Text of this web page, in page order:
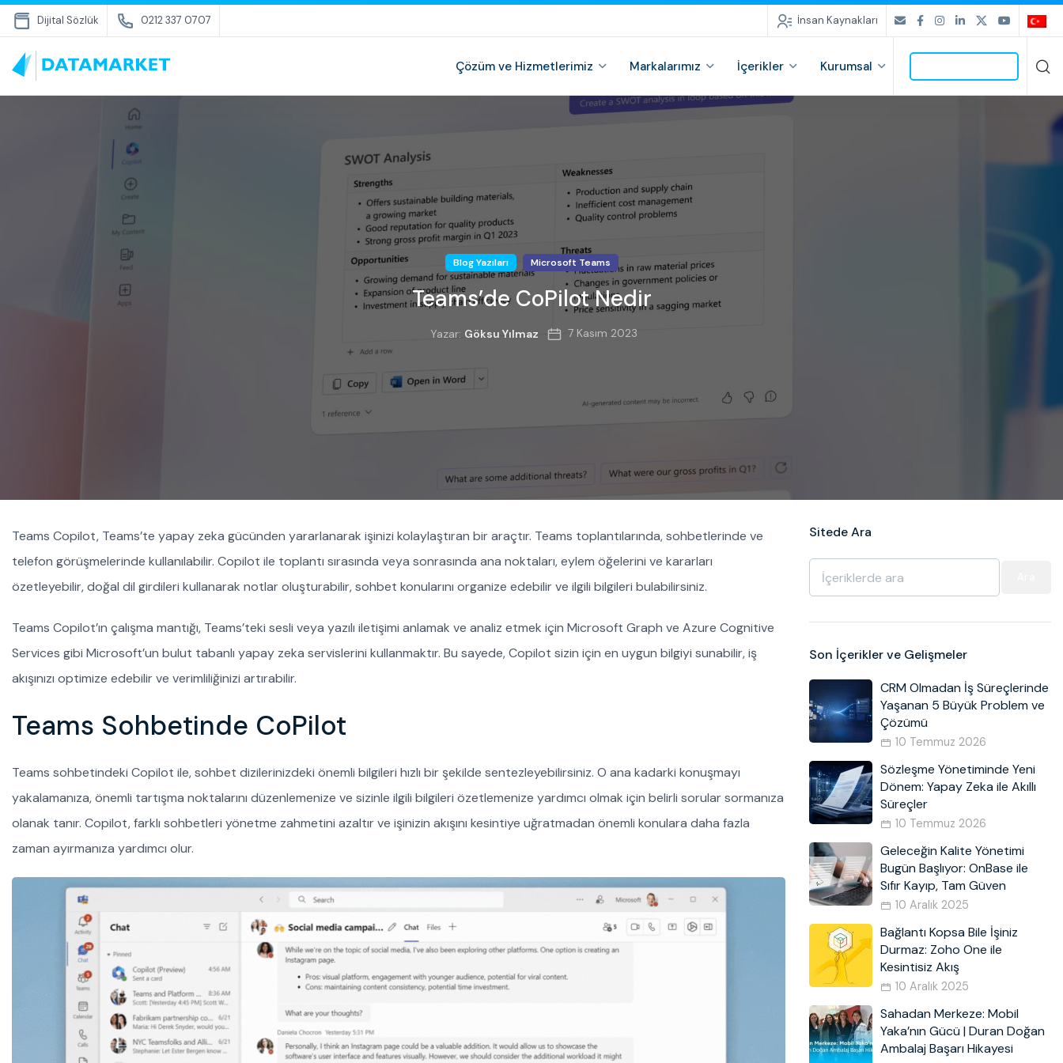
Dijital Sözlük 0212 337 0707 İnsan Kaynakları
Çözüm ve Hizmetlerimiz Markalarımız İçerikler Kurumsal
Blog Yazıları Microsoft Teams
Teams’de CoPilot Nedir
Yazar: Göksu Yılmaz 7 Kasım 2023
Teams Copilot, Teams’te yapay zeka gücünden yararlanarak işinizi kolaylaştıran bir araçtır. Teams toplantılarında, sohbetlerinde ve
telefon görüşmelerinde kullanılabilir. Copilot ile toplantı sırasında veya sonrasında ana noktaları, eylem öğelerini ve kararları
özetleyebilir, doğal dil girdileri kullanarak notlar oluşturabilir, sohbet konularını organize edebilir ve ilgili bilgileri bulabilirsiniz.
Teams Copilot’ın çalışma mantığı, Teams’teki sesli veya yazılı iletişimi anlamak ve analiz etmek için Microsoft Graph ve Azure Cognitive
Services gibi Microsoft’un bulut tabanlı yapay zeka servislerini kullanmaktır. Bu sayede, Copilot sizin için en uygun bilgiyi sunabilir, iş
akışınızı optimize edebilir ve verimliliğinizi artırabilir.
Teams Sohbetinde CoPilot
Teams sohbetindeki Copilot ile, sohbet dizilerinizdeki önemli bilgileri hızlı bir şekilde sentezleyebilirsiniz. O ana kadarki konuşmayı
yakalamanıza, önemli tartışma noktalarını düzenlemenize ve sizinle ilgili bilgileri özetlemenize yardımcı olmak için belirli sorular sormanıza
olanak tanır. Copilot, farklı sohbetleri yönetme zahmetini azaltır ve işinizin akışını kesintiye uğratmadan önemli konulara daha fazla
zaman ayırmanıza yardımcı olur.
Sitede Ara
Son İçerikler ve Gelişmeler
CRM Olmadan İş Süreçlerinde
Yaşanan 5 Büyük Problem ve
Çözümü
10 Temmuz 2026
Sözleşme Yönetiminde Yeni
Dönem: Yapay Zeka ile Akıllı
Süreçler
10 Temmuz 2026
Geleceğin Kalite Yönetimi
Bugün Başlıyor: OnBase ile
Sıfır Kayıp, Tam Güven
10 Aralık 2025
Bağlantı Kopsa Bile İşiniz
Durmaz: Zoho One ile
Kesintisiz Akış
10 Aralık 2025
Sahadan Merkeze: Mobil
Yaka’nın Gücü | Duran Doğan
Ambalaj Başarı Hikayesi